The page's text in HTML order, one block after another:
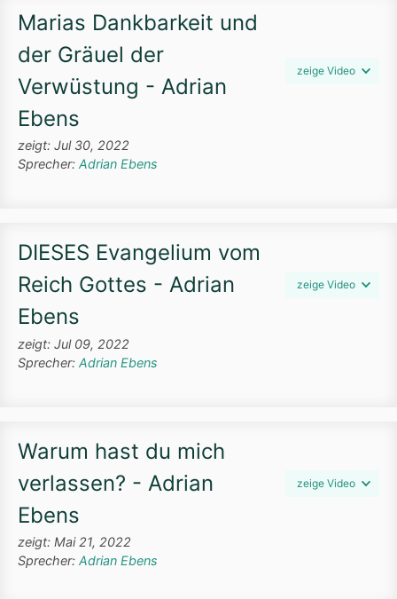
Marias Dankbarkeit und
der Gräuel der
Verwüstung - Adrian
Ebens
zeige Video
zeigt: Jul 30, 2022
Sprecher: Adrian Ebens
DIESES Evangelium vom
Reich Gottes - Adrian
Ebens
zeige Video
zeigt: Jul 09, 2022
Sprecher: Adrian Ebens
Warum hast du mich
verlassen? - Adrian
Ebens
zeige Video
zeigt: Mai 21, 2022
Sprecher: Adrian Ebens